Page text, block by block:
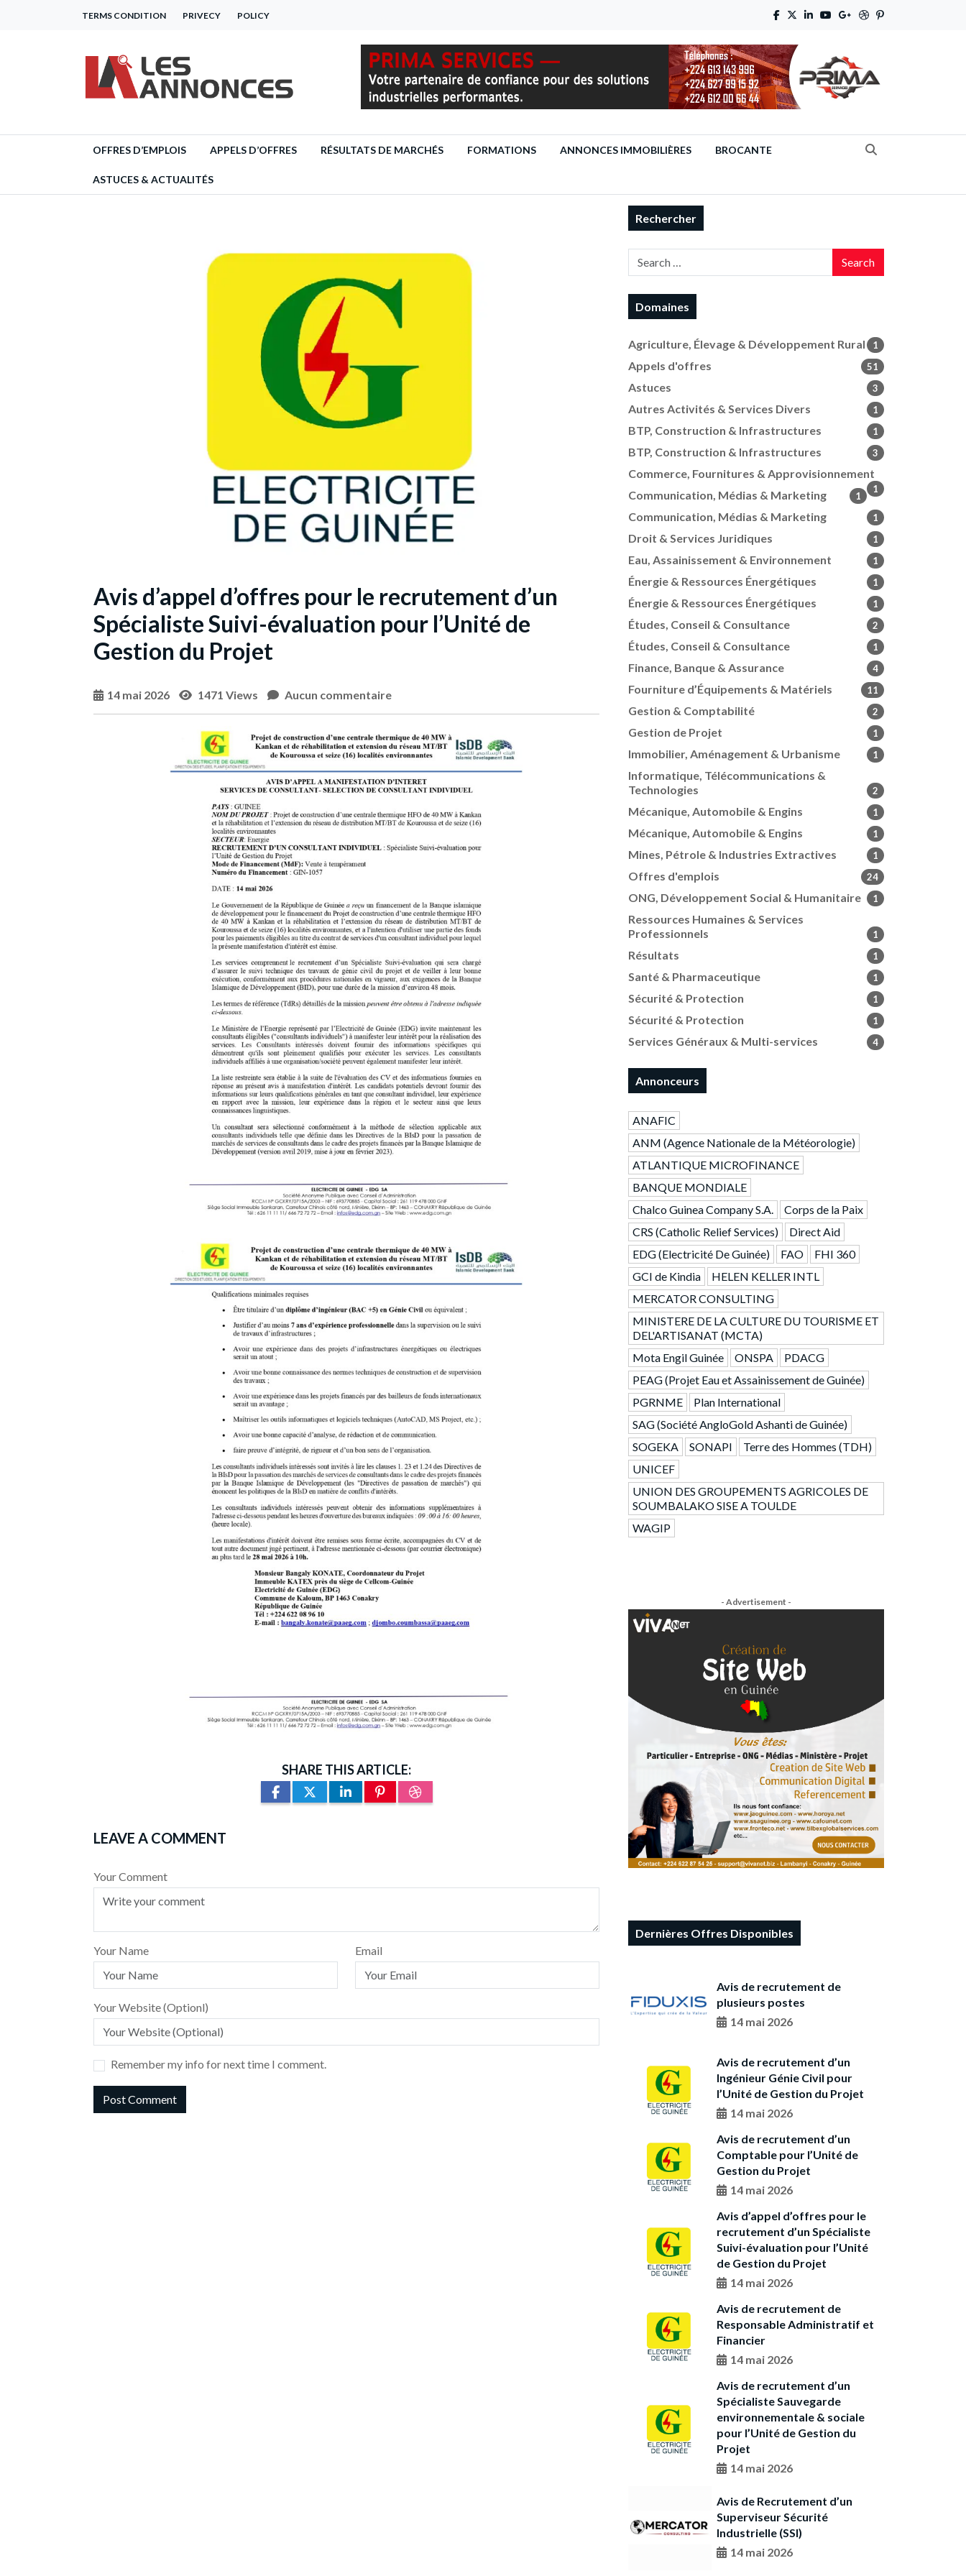
TERMS CONDITION PRIVECY POLICY
OFFRES D’EMPLOIS APPELS D’OFFRES RÉSULTATS DE MARCHÉS FORMATIONS ANNONCES IMMOBILIÈRES BROCANTE
ASTUCES & ACTUALITÉS
Avis d’appel d’offres pour le recrutement d’un
Spécialiste Suivi-évaluation pour l’Unité de
Gestion du Projet
14 mai 2026 1471 Views Aucun commentaire
SHARE THIS ARTICLE:
LEAVE A COMMENT
Your Comment
Your Name Email
Your Website (Optionl)
Remember my info for next time I comment.
Rechercher
Search
Domaines
Agriculture, Élevage & Développement Rural 1
Appels d'offres 51
Astuces 3
Autres Activités & Services Divers 1
BTP, Construction & Infrastructures 1
BTP, Construction & Infrastructures 3
Commerce, Fournitures & Approvisionnement
1
Communication, Médias & Marketing 1
Communication, Médias & Marketing 1
Droit & Services Juridiques 1
Eau, Assainissement & Environnement 1
Énergie & Ressources Énergétiques 1
Énergie & Ressources Énergétiques 1
Études, Conseil & Consultance 2
Études, Conseil & Consultance 1
Finance, Banque & Assurance 4
Fourniture d’Équipements & Matériels 11
Gestion & Comptabilité 2
Gestion de Projet 1
Immobilier, Aménagement & Urbanisme 1
Informatique, Télécommunications &
Technologies
2
Mécanique, Automobile & Engins 1
Mécanique, Automobile & Engins 1
Mines, Pétrole & Industries Extractives 1
Offres d'emplois 24
ONG, Développement Social & Humanitaire 1
Ressources Humaines & Services
Professionnels
1
Résultats 1
Santé & Pharmaceutique 1
Sécurité & Protection 1
Sécurité & Protection 1
Services Généraux & Multi-services 4
Annonceurs
ANAFIC
ANM (Agence Nationale de la Météorologie)
ATLANTIQUE MICROFINANCE
BANQUE MONDIALE
Chalco Guinea Company S.A.
Corps de la Paix
CRS (Catholic Relief Services)
Direct Aid
EDG (Electricité De Guinée)
FAO
FHI 360
GCI de Kindia
HELEN KELLER INTL
MERCATOR CONSULTING
MINISTERE DE LA CULTURE DU TOURISME ET
DEL'ARTISANAT (MCTA)
Mota Engil Guinée
ONSPA
PDACG
PEAG (Projet Eau et Assainissement de Guinée)
PGRNME
Plan International
SAG (Société AngloGold Ashanti de Guinée)
SOGEKA
SONAPI
Terre des Hommes (TDH)
UNICEF
UNION DES GROUPEMENTS AGRICOLES DE
SOUMBALAKO SISE A TOULDE
WAGIP
- Advertisement -
Dernières Offres Disponibles
Avis de recrutement de
plusieurs postes
14 mai 2026
Avis de recrutement d’un
Ingénieur Génie Civil pour
l’Unité de Gestion du Projet
14 mai 2026
Avis de recrutement d’un
Comptable pour l’Unité de
Gestion du Projet
14 mai 2026
Avis d’appel d’offres pour le
recrutement d’un Spécialiste
Suivi-évaluation pour l’Unité
de Gestion du Projet
14 mai 2026
Avis de recrutement de
Responsable Administratif et
Financier
14 mai 2026
Avis de recrutement d’un
Spécialiste Sauvegarde
environnementale & sociale
pour l’Unité de Gestion du
Projet
14 mai 2026
Avis de Recrutement d’un
Superviseur Sécurité
Industrielle (SSI)
14 mai 2026